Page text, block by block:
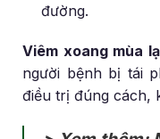
đường.
Viêm xoang mùa
người bệnh bị tái
điều trị đúng cách,